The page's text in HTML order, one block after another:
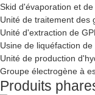
Skid d'évaporation et
Unité de traitement des
Unité d'extraction de
Usine de liquéfaction de
Unité de production
Groupe électrogène à
Produits